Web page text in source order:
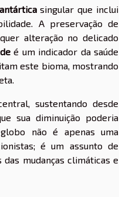
singular que inclui
A preservação de
alteração no delicado
é um indicador da saúde
este bioma, mostrando
sustentando desde
sua diminuição poderia
não é apenas uma
é um assunto de
mudanças climáticas e